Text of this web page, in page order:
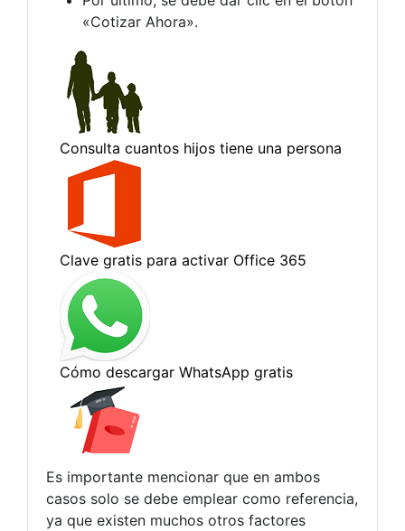
«Cotizar Ahora».
Es importante mencionar que en ambos
casos solo se debe emplear como referencia,
ya que existen muchos otros factores